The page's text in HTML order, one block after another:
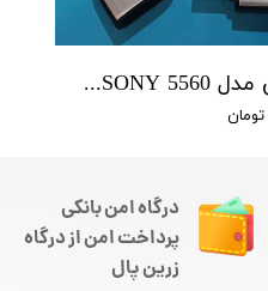
دستگاه ضبط صدا سونی مدل SONY 5560 - حافظه 16 گیگابایت
درگاه امن بانکی
پرداخت امن از درگاه
زرین پال